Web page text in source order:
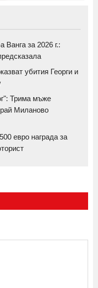
Ванга за 2026 г.:
убития Георги и
Трима мъже
Миланово
евро награда за